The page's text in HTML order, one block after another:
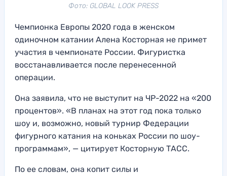
Фото: GLOBAL LOOK PRESS
Чемпионка Европы 2020 года в женском
одиночном катании Алена Косторная не примет
участия в чемпионате России. Фигуристка
восстанавливается после перенесенной
операции.
Она заявила, что не выступит на ЧР-2022 на «200
процентов». «В планах на этот год пока только
шоу и, возможно, новый турнир Федерации
фигурного катания на коньках России по шоу-
программам», — цитирует Косторную ТАСС.
По ее словам, она копит силы и